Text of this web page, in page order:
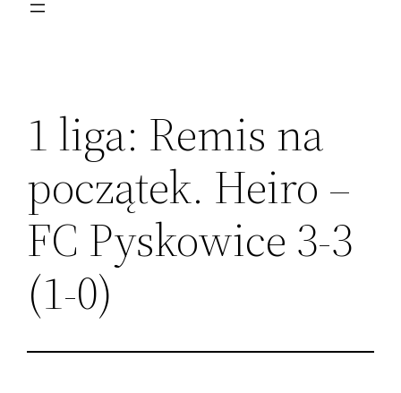
1 liga: Remis na
początek. Heiro –
FC Pyskowice 3-3
(1-0)